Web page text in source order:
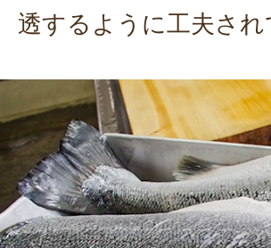
透するように工夫され